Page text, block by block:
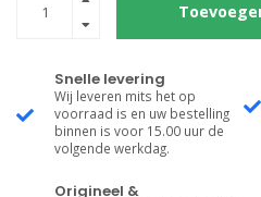
Snelle levering
Wij leveren mits het op
voorraad is en uw bestelling
binnen is voor 15.00 uur de
volgende werkdag.
Origineel &